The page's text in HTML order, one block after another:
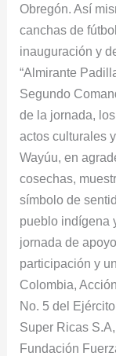
Obregón. Así
canchas de
inauguración y
“Almirante
Segundo
de la jornada,
actos culturales
Wayúu, en
cosechas,
símbolo de
pueblo indígena
jornada de
participación y
Colombia,
No. 5 del
Super Ricas
Fundación